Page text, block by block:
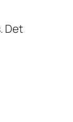
Det